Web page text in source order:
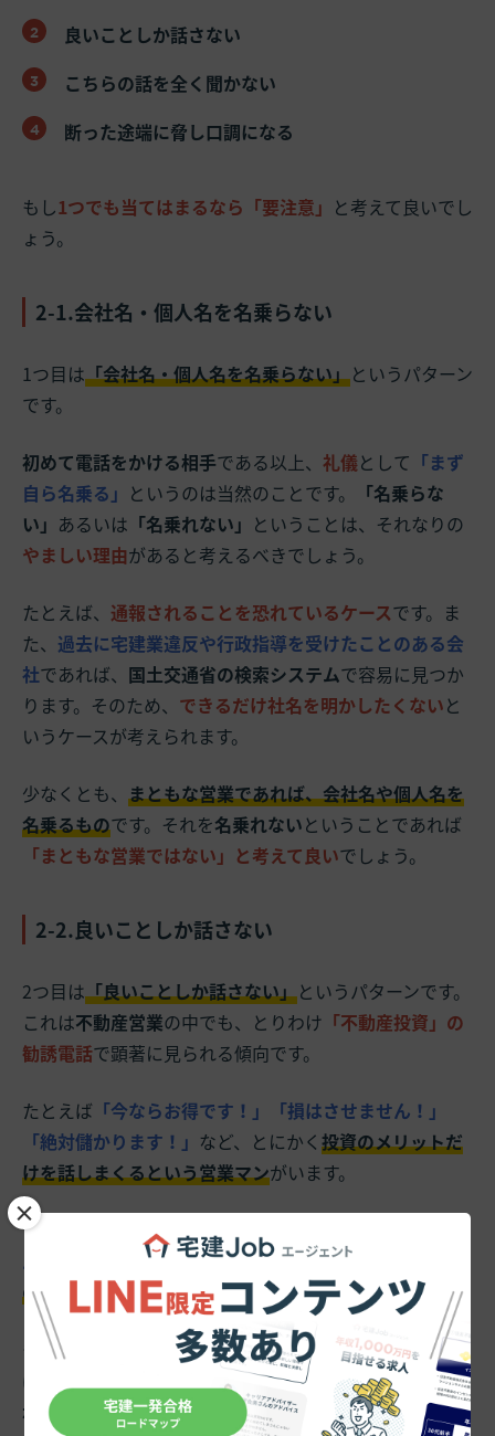
良いことしか話さない
こちらの話を全く聞かない
断った途端に脅し口調になる
もし1つでも当てはまるなら「要注意」 と考えて良いでし
ょう。
2-1.会社名・個人名を名乗らない
1つ目は「会社名・個人名を名乗らない」というパターン
です。
初めて電話をかける相手である以上、 礼儀として 「まず
自ら名乗る」 というのは当然のことです。
「名乗らな
い」 あるいは 「名乗れない」 ということは、それなりの
やましい理由があると考えるべきでしょう。
たとえば、 通報されることを恐れているケースです。ま
た、 過去に宅建業違反や行政指導を受けたことのある会
社であれば、 国土交通省の検索システムで容易に見つか
ります。そのため、 できるだけ社名を明かしたくないと
いうケースが考えられます。
少なくとも、 まともな営業であれば、会社名や個人名を
名乗るものです。それを名乗れないということであれば
「まともな営業ではない」と考えて良いでしょう。
2-2.良いことしか話さない
2つ目は「良いことしか話さない」というパターンです。
これは不動産営業の中でも、とりわけ 「不動産投資」の
勧誘電話で顕著に見られる傾向です。
たとえば 「今ならお得です！」「損はさせません！」
「絶対儲かります！」 など、とにかく 投資のメリットだ
けを話しまくるという営業マンがいます。
しかし、そもそも 「リスクのない投資」などありえませ
ん
リスクがあるからリターンがあるのであり、
のない商品にリターンが生まれることはありません
もし「良いことしか話さない」という営業マンがいれ
ば、
なぜリスクを隠しているのか、なぜデメリットを開
示してくれないのか、問いただしてみると良いでしょ
×